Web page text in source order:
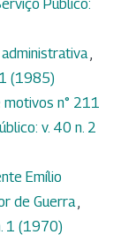
Público:
,
(1985)
motivos n° 211
v. 40 n. 2
Emílio
de Guerra,
1 (1970)